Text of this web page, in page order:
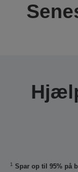
1 Spar op til 95% på